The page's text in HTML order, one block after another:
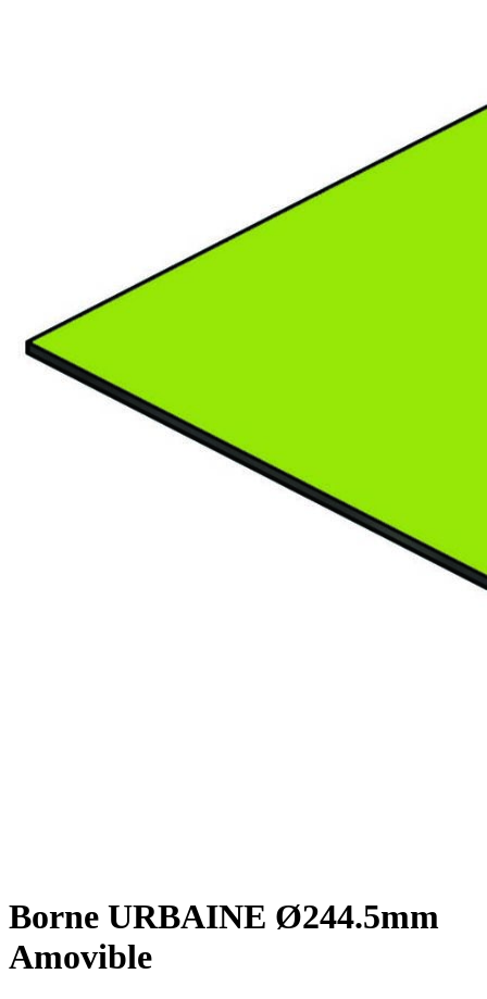
Borne URBAINE Ø244.5mm
Amovible